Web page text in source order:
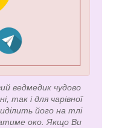
ведмедик чудово
так і для чарівної
його на тлі
око. Якщо Ви